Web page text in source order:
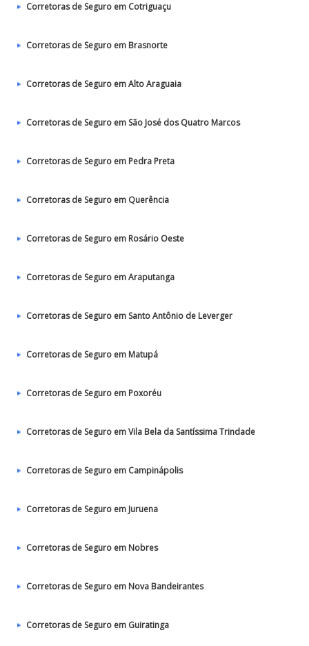
Corretoras de Seguro em Cotriguaçu
Corretoras de Seguro em Brasnorte
Corretoras de Seguro em Alto Araguaia
Corretoras de Seguro em São José dos Quatro Marcos
Corretoras de Seguro em Pedra Preta
Corretoras de Seguro em Querência
Corretoras de Seguro em Rosário Oeste
Corretoras de Seguro em Araputanga
Corretoras de Seguro em Santo Antônio de Leverger
Corretoras de Seguro em Matupá
Corretoras de Seguro em Poxoréu
Corretoras de Seguro em Vila Bela da Santíssima Trindade
Corretoras de Seguro em Campinápolis
Corretoras de Seguro em Juruena
Corretoras de Seguro em Nobres
Corretoras de Seguro em Nova Bandeirantes
Corretoras de Seguro em Guiratinga